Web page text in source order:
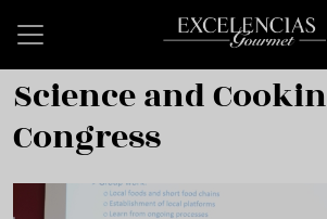
Science and
Congress